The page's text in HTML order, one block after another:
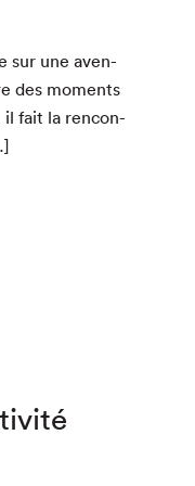
sur une aven­
des moments
il fait la ren­con­